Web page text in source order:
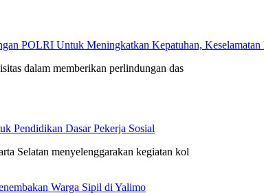
POLRI Untuk Meningkatkan Kepatuhan,
dalam memberikan perlindungan das
Pendidikan Dasar Pekerja Sosial
Selatan menyelenggarakan kegiatan kol